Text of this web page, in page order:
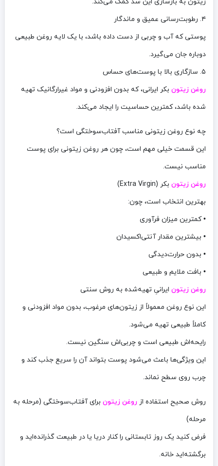
۴. رطوبت‌رسانی عمیق و ماندگار
پوستی که آب و چربی از دست داده باشد، با یک لایه روغن طبیعی
دوباره جان می‌گیرد.
۵. سازگاری بالا با پوست‌های حساس
روغن زیتون بکر ایرانی، که بدون افزودنی و مواد غیرارگانیک تهیه
شده باشد، کمترین حساسیت را ایجاد می‌کند.
چه نوع روغن زیتونی مناسب آفتاب‌سوختگی است؟
این قسمت خیلی مهم است، چون هر روغن زیتونی برای پوست
مناسب نیست.
روغن زیتون بکر (Extra Virgin)
بهترین انتخاب است، چون:
• کمترین میزان فرآوری
• بیشترین مقدار آنتی‌اکسیدان
• بدون حرارت‌دیدگی
• بافت ملایم و طبیعی
روغن زیتون ایرانیِ تهیه‌شده به روش سنتی
این نوع روغن معمولاً از زیتون‌های مرغوب، بدون مواد افزودنی و
کاملاً طبیعی تهیه می‌شود.
رایحه‌اش طبیعی است و چربی‌اش سنگین نیست.
این ویژگی‌ها باعث می‌شود پوست بتواند آن را سریع جذب کند و
چرب روی سطح نماند.
روش صحیح استفاده از روغن زیتون برای آفتاب‌سوختگی (مرحله به
مرحله)
فرض کنید یک روز تابستانی را کنار دریا یا در طبیعت گذرانده‌اید و
برگشته‌اید خانه.